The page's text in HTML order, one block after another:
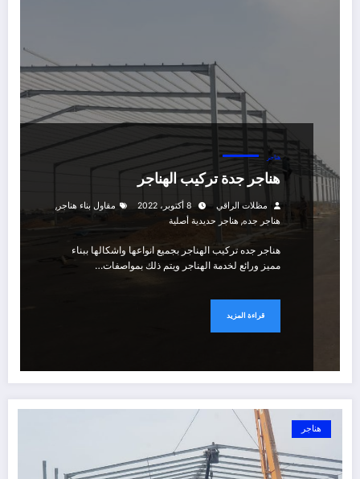
هناجر
هناجر جدة تركيب الهناجر
مظلات الراقي 8 أكتوبر، 2022 مقاول بناء هناجر ,
هناجر جده, هناجر حديدية أصلية
هناجر جده تركيب الهناجر بجميع انواعها واشكالها ببناء
مميز ورائع لخدمة الهناجر ويتم ذلك بمواصفات…
قراءة المزيد
هناجر